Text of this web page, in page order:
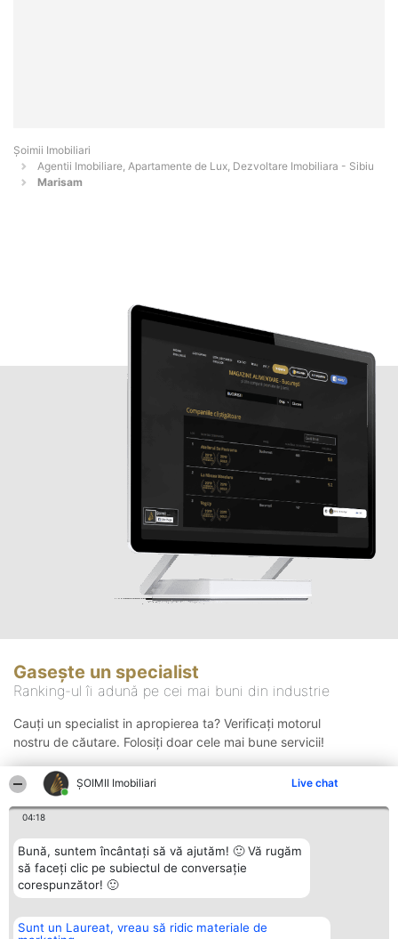
ȘOIMII Imobiliari Live chat
04:18
Bună, suntem încântați să vă ajutăm! 🙂 Vă rugăm
să faceți clic pe subiectul de conversație
corespunzător! 🙂
Sunt un Laureat, vreau să ridic materiale de
Șoimii Imobiliari
Agentii Imobiliare, Apartamente de Lux, Dezvoltare Imobiliara - Sibiu
Marisam
Gasește un specialist
Ranking-ul îi adună pe cei mai buni din industrie
Cauți un specialist in apropierea ta? Verificați motorul
nostru de căutare. Folosiți doar cele mai bune servicii!
Organizator Ranking Plebiscyt Contact